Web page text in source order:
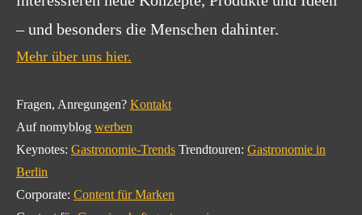
– und besonders die Menschen dahinter.
Mehr über uns hier.
Fragen, Anregungen? Kontakt
Auf nomyblog werben
Keynotes: Gastronomie-Trends Trendtouren: Gastronomie in
Berlin
Corporate: Content für Marken